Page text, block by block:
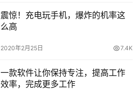
震惊！充电玩手机，爆炸的机率这
么高
2020年2月25日 7.4K
一款软件让你保持专注，提高工作
效率，完成更多工作